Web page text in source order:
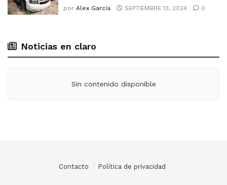
por Alex García SEPTIEMBRE 13, 2024 0
Noticias en claro
Sin contenido disponible
Contacto Política de privacidad